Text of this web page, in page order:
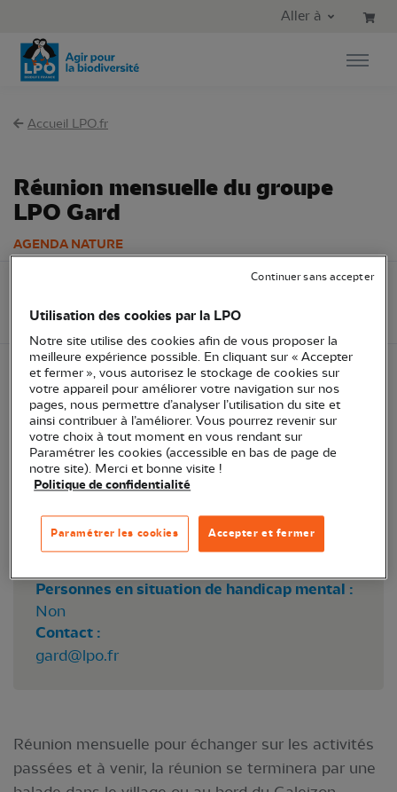
Aller au menu principal
Aller à
Accueil LPO.fr
Réunion mensuelle du groupe
LPO Gard
AGENDA NATURE
2023
Adhérents LPO
Point de rendez-vous : Foyer des Jonquilles,
près de l'Espace Nelson Mandela
Réservation :Non
Prix :Gratuit
Accessibilité sourds et malentendants :
Personnes en situation de handicap mental :
Non
Contact :
gard@lpo.fr
Réunion mensuelle pour échanger sur les activités
passées et à venir, la réunion se terminera par une
Utilisation des cookies par la LPO
Notre site utilise des cookies afin de vous proposer la
meilleure expérience possible. En cliquant sur « Accepter
et fermer », vous autorisez le stockage de cookies sur
votre appareil pour améliorer votre navigation sur nos
pages, nous permettre d’analyser l’utilisation du site et
ainsi contribuer à l’améliorer. Vous pourrez revenir sur
votre choix à tout moment en vous rendant sur
Paramétrer les cookies (accessible en bas de page de
notre site). Merci et bonne visite !
Politique de confidentialité
Accepter et fermer
Paramétrer les cookies
Continuer sans accepter